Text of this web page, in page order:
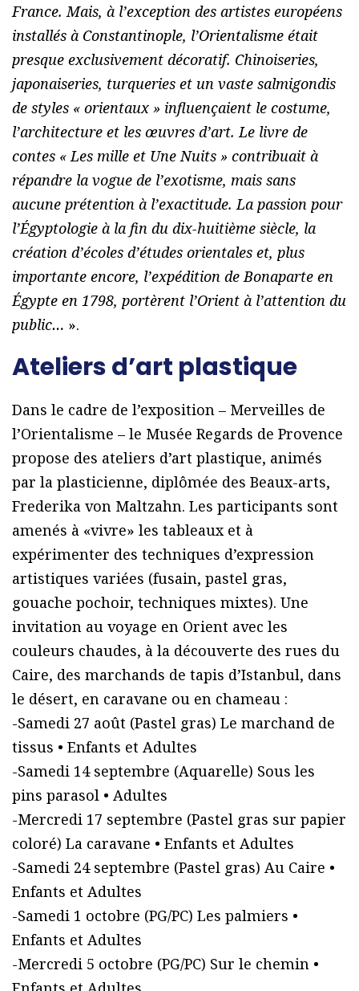
France. Mais, à l’exception des artistes européens
installés à Constantinople, l’Orientalisme était
presque exclusivement décoratif. Chinoiseries,
japonaiseries, turqueries et un vaste salmigondis
de styles « orientaux » influençaient le costume,
l’architecture et les œuvres d’art. Le livre de
contes « Les mille et Une Nuits » contribuait à
répandre la vogue de l’exotisme, mais sans
aucune prétention à l’exactitude. La passion pour
l’Égyptologie à la fin du dix-huitième siècle, la
création d’écoles d’études orientales et, plus
importante encore, l’expédition de Bonaparte en
Égypte en 1798, portèrent l’Orient à l’attention du
public… ».
Ateliers d’art plastique
Dans le cadre de l’exposition – Merveilles de
l’Orientalisme – le Musée Regards de Provence
propose des ateliers d’art plastique, animés
par la plasticienne, diplômée des Beaux-arts,
Frederika von Maltzahn. Les participants sont
amenés à «vivre» les tableaux et à
expérimenter des techniques d’expression
artistiques variées (fusain, pastel gras,
gouache pochoir, techniques mixtes). Une
invitation au voyage en Orient avec les
couleurs chaudes, à la découverte des rues du
Caire, des marchands de tapis d’Istanbul, dans
le désert, en caravane ou en chameau :
-Samedi 27 août (Pastel gras) Le marchand de
tissus • Enfants et Adultes
-Samedi 14 septembre (Aquarelle) Sous les
pins parasol • Adultes
-Mercredi 17 septembre (Pastel gras sur papier
coloré) La caravane • Enfants et Adultes
-Samedi 24 septembre (Pastel gras) Au Caire •
Enfants et Adultes
-Samedi 1 octobre (PG/PC) Les palmiers •
Enfants et Adultes
-Mercredi 5 octobre (PG/PC) Sur le chemin •